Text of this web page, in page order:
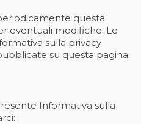
questa
eventuali modifiche. Le
sulla privacy
su questa pagina.
Informativa sulla